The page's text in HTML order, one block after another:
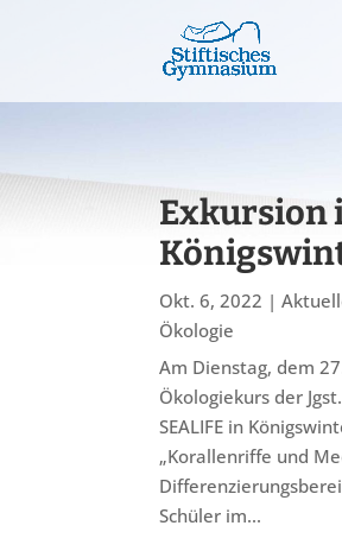
Exkursion
Okt. 6, 2022 |
Ökologie
Am Dienstag, dem
Ökologiekurs der
SEALIFE in
„Korallenriffe und
Schüler im...